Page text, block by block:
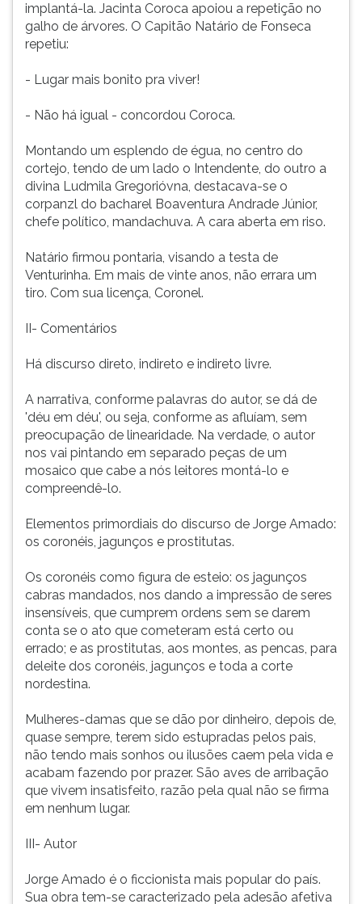
implantá-la. Jacinta Coroca apoiou a repetição no
galho de árvores. O Capitão Natário de Fonseca
repetiu:
- Lugar mais bonito pra viver!
- Não há igual - concordou Coroca.
Montando um esplendo de égua, no centro do
cortejo, tendo de um lado o Intendente, do outro a
divina Ludmila Gregorióvna, destacava-se o
corpanzl do bacharel Boaventura Andrade Júnior,
chefe político, mandachuva. A cara aberta em riso.
Natário firmou pontaria, visando a testa de
Venturinha. Em mais de vinte anos, não errara um
tiro. Com sua licença, Coronel.
II- Comentários
Há discurso direto, indireto e indireto livre.
A narrativa, conforme palavras do autor, se dá de
'déu em déu', ou seja, conforme as afluíam, sem
preocupação de linearidade. Na verdade, o autor
nos vai pintando em separado peças de um
mosaico que cabe a nós leitores montá-lo e
compreendê-lo.
Elementos primordiais do discurso de Jorge Amado:
os coronéis, jagunços e prostitutas.
Os coronéis como figura de esteio: os jagunços
cabras mandados, nos dando a impressão de seres
insensíveis, que cumprem ordens sem se darem
conta se o ato que cometeram está certo ou
errado; e as prostitutas, aos montes, as pencas, para
deleite dos coronéis, jagunços e toda a corte
nordestina.
Mulheres-damas que se dão por dinheiro, depois de,
quase sempre, terem sido estupradas pelos pais,
não tendo mais sonhos ou ilusões caem pela vida e
acabam fazendo por prazer. São aves de arribação
que vivem insatisfeito, razão pela qual não se firma
em nenhum lugar.
III- Autor
Jorge Amado é o ficcionista mais popular do país.
Sua obra tem-se caracterizado pela adesão afetiva